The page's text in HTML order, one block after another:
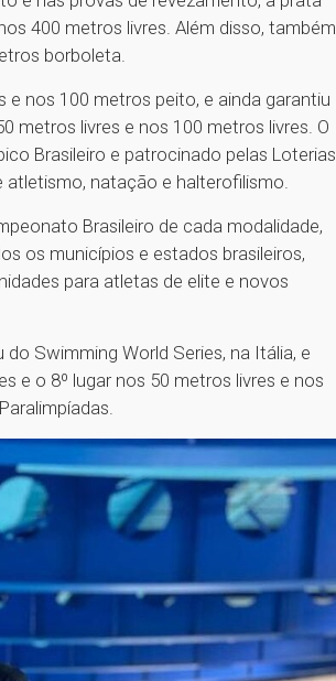
400 metros livres. Além disso, também
borboleta.
nos 100 metros peito, e ainda garantiu
metros livres e nos 100 metros livres. O
Brasileiro e patrocinado pelas Loterias
atletismo, natação e halterofilismo.
Brasileiro de cada modalidade,
os municípios e estados brasileiros,
para atletas de elite e novos
Swimming World Series, na Itália, e
e o 8º lugar nos 50 metros livres e nos